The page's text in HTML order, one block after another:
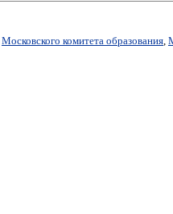
Московского комитета образования,